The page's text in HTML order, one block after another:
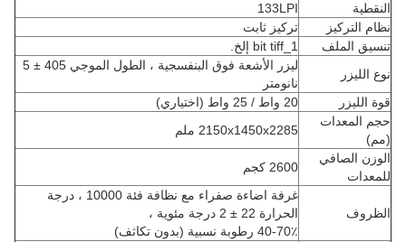
النقطية
133LPI
نظام التركيز
تركيز ثابت
تنسيق الملف
1_bit tiff إلخ.
نوع الليزر
ليزر الأشعة فوق البنفسجية ، الطول الموجي 405 ± 5
نانومتر
قوة الليزر
20 واط / 25 واط (اختياري)
حجم المعدات
(مم)
2150x1450x2285 ملم
الوزن الصافي
للمعدات
2600 كجم
الظروف
غرفة اضاءة صفراء مع نظافة فئة 10000 ، درجة
الحرارة 22 ± 2 درجة مئوية ،
40-70٪ رطوبة نسبية (بدون تكاثف)